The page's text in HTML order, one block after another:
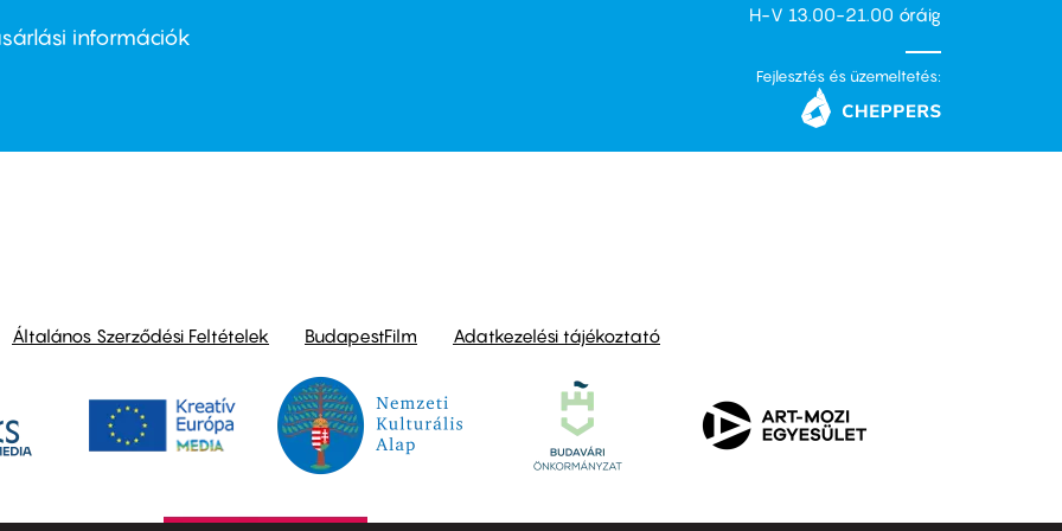
információk
H-V 13.00-21.00 óráig
Fejlesztés és üzemeltetés:
Általános Szerződési Feltételek BudapestFilm Adatkezelési tájékoztató